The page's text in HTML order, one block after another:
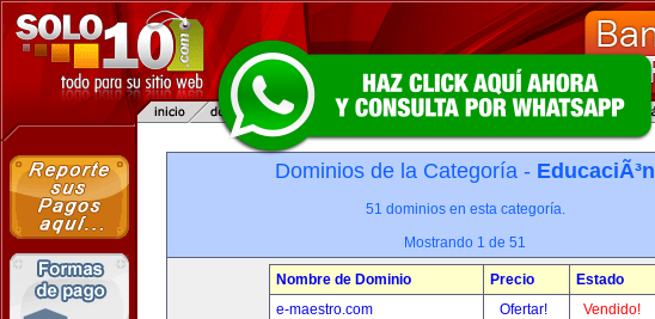
Dominios de la Categoría - EducaciÃ³n
51 dominios en esta categoría.
Mostrando 1 de 51
Nombre de Dominio Precio
Estado
e-maestro.com
Ofertar!
Vendido!